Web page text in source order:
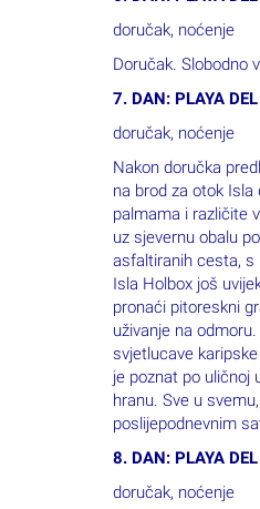
7. DAN: PLAYA
doručak, noćenje
Nakon doručka
na brod za otok
palmama i različite
uz sjevernu obalu
asfaltiranih cesta, s
Isla Holbox još
pronaći pitoreskni
uživanje na
svjetlucave
je poznat po uličnoj
hranu. Sve u
poslijepodnevnim
8. DAN: PLAYA
doručak, noćenje
Doručak. Danas
ak kilometara od
rijekama, uživati u